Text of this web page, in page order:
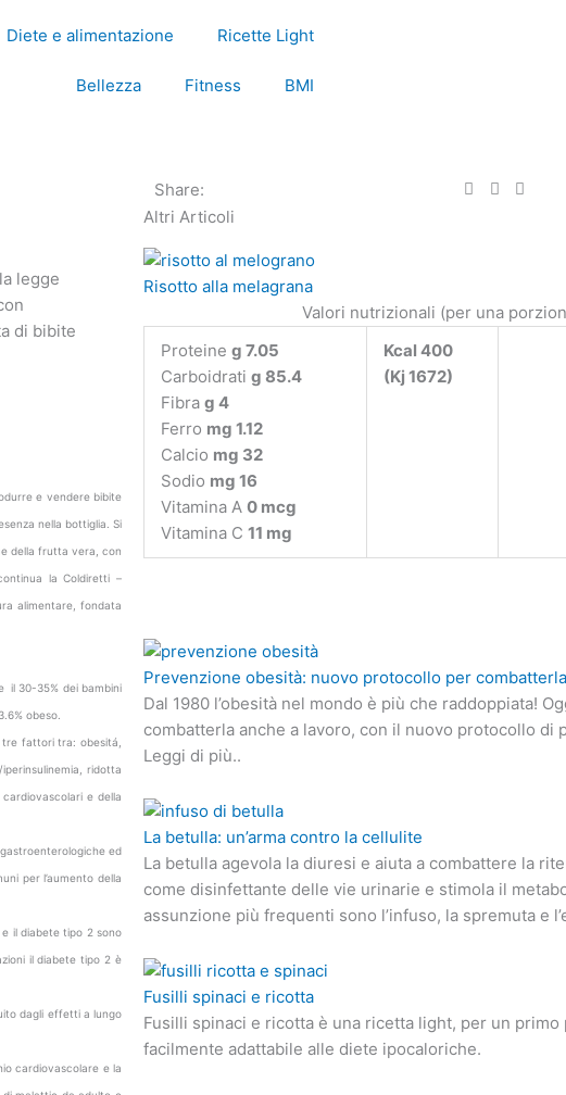
Diete e alimentazione Ricette Light
Bellezza Fitness BMI
legge
di bibite
e vendere bibite
nella bottiglia. Si
della frutta vera, con
la Coldiretti –
alimentare, fondata
il 30-35% dei bambini
obeso.
tre fattori tra: obesitá,
ridotta
e della
ed
per l’aumento della
e il diabete tipo 2 sono
il diabete tipo 2 è
dagli effetti a lungo
cardiovascolare e la
Share:
Altri Articoli
Risotto alla melagrana
Valori nutrizionali (per una
Proteine g 7.05
Carboidrati g 85.4
Fibra g 4
Ferro mg 1.12
Calcio mg 32
Sodio mg 16
Vitamina A 0 mcg
Vitamina C 11 mg
Kcal 400
(Kj 1672)
Prevenzione obesità: nuovo protocollo per
Dal 1980 l’obesità nel mondo è più che raddoppiata!
combatterla anche a lavoro, con il nuovo protocollo di
Leggi di più..
La betulla: un’arma contro la cellulite
La betulla agevola la diuresi e aiuta a combattere la
come disinfettante delle vie urinarie e stimola il
assunzione più frequenti sono l’infuso, la spremuta e
Fusilli spinaci e ricotta
Fusilli spinaci e ricotta è una ricetta light, per un primo
facilmente adattabile alle diete ipocaloriche.